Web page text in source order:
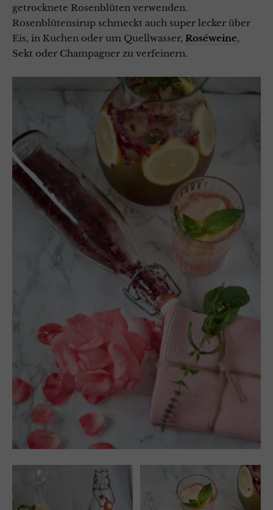
getrocknete Rosenblüten verwenden.
Rosenblütensirup schmeckt auch super lecker über
Eis, in Kuchen oder um Quellwasser, Roséweine,
Sekt oder Champagner zu verfeinern.